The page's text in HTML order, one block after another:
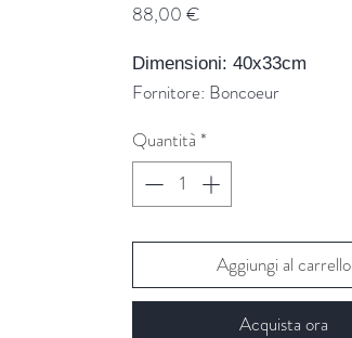
88,00 €
Dimensioni: 40x33cm
Fornitore: Boncoeur
Quantità *
Aggiungi al carrello
Acquista ora